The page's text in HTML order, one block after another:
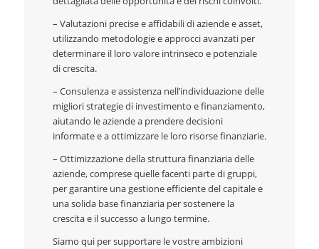
– Valutazioni precise e affidabili di aziende e asset,
utilizzando metodologie e approcci avanzati per
determinare il loro valore intrinseco e potenziale
di crescita.
– Consulenza e assistenza nell’individuazione delle
migliori strategie di investimento e finanziamento,
aiutando le aziende a prendere decisioni
informate e a ottimizzare le loro risorse finanziarie.
– Ottimizzazione della struttura finanziaria delle
aziende, comprese quelle facenti parte di gruppi,
per garantire una gestione efficiente del capitale e
una solida base finanziaria per sostenere la
crescita e il successo a lungo termine.
Siamo qui per supportare le vostre ambizioni